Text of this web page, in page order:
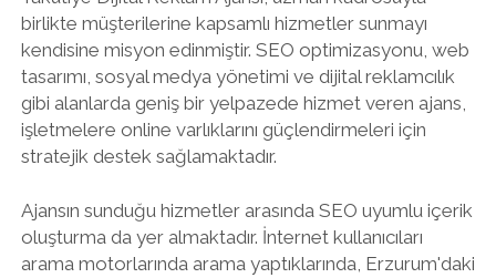
birlikte müşterilerine kapsamlı hizmetler sunmayı
kendisine misyon edinmiştir. SEO optimizasyonu, web
tasarımı, sosyal medya yönetimi ve dijital reklamcılık
gibi alanlarda geniş bir yelpazede hizmet veren ajans,
işletmelere online varlıklarını güçlendirmeleri için
stratejik destek sağlamaktadır.
Ajansın sunduğu hizmetler arasında SEO uyumlu içerik
oluşturma da yer almaktadır. İnternet kullanıcıları
arama motorlarında arama yaptıklarında, Erzurum'daki